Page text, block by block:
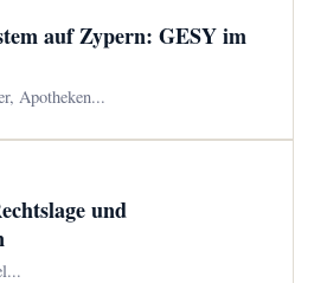
auf Zypern: GESY im
Apotheken...
und